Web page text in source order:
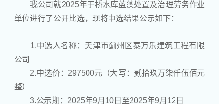
我公司就2025年于桥水库蓝藻处置及治理劳务作业
单位进行了公开比选，现将中选结果公示如下：
1.中选人名称：天津市蓟州区泰万乐建筑工程有限
公司
2.中选价：297500元（大写：贰拾玖万柒仟伍佰元
整）
3.公示期：2025年9月10日至2025年9月12日